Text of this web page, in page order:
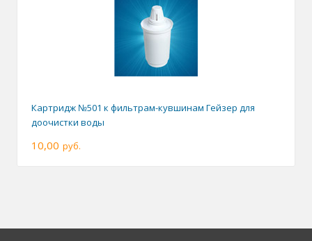
Картридж №501 к фильтрам-кувшинам Гейзер для
доочистки воды
10,00 руб.